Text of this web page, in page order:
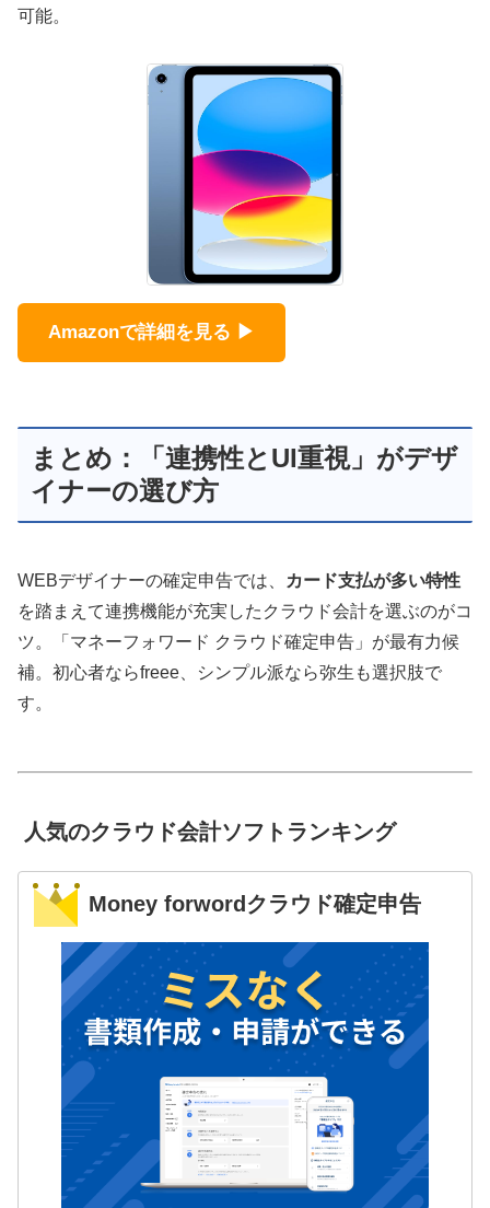
可能。
Amazonで詳細を見る ▶
まとめ：「連携性とUI重視」がデザ
イナーの選び方
WEBデザイナーの確定申告では、
カード支払が多い特性
を踏まえて連携機能が充実したクラウド会計を選ぶのがコ
ツ。「マネーフォワード クラウド確定申告」が最有力候
補。初心者ならfreee、シンプル派なら弥生も選択肢で
す。
人気のクラウド会計ソフトランキング
Money forwordクラウド確定申告